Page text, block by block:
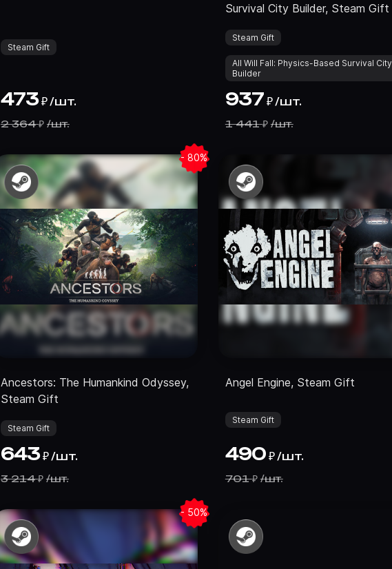
Steam Gift
473 ₽ /шт.
2 364 ₽ /шт.
Survival City Builder, Steam Gift
Steam Gift
All Will Fall: Physics-Based Survival City
Builder
937 ₽ /шт.
1 441 ₽ /шт.
- 80%
Ancestors: The Humankind Odyssey,
Steam Gift
Steam Gift
643 ₽ /шт.
3 214 ₽ /шт.
Angel Engine, Steam Gift
Steam Gift
490 ₽ /шт.
701 ₽ /шт.
- 50%